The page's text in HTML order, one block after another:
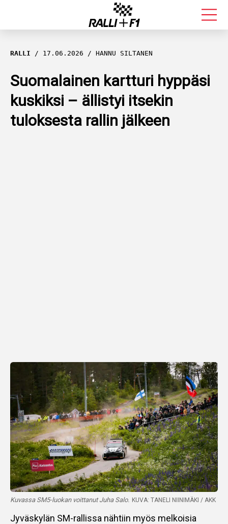
FORMULA 1
RALLI
KALLE ROVANPERÄ
VALTTERI BOTTAS
RALLI 17.06.2026 HANNU SILTANEN
Suomalainen kartturi hyppäsi
kuskiksi – ällistyi itsekin
tuloksesta rallin jälkeen
Kuvassa SM5-luokan voittanut Juha Salo. KUVA: TANELI NIINIMÄKI / AKK
Jyväskylän SM-rallissa nähtiin myös melkoisia